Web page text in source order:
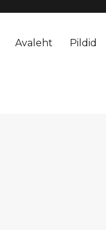
Avaleht Pildid